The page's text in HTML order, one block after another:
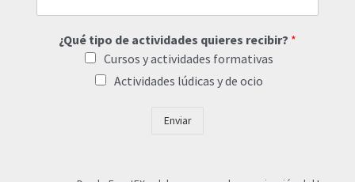
¿Qué tipo de actividades quieres recibir? *
Cursos y actividades formativas
Actividades lúdicas y de ocio
Enviar